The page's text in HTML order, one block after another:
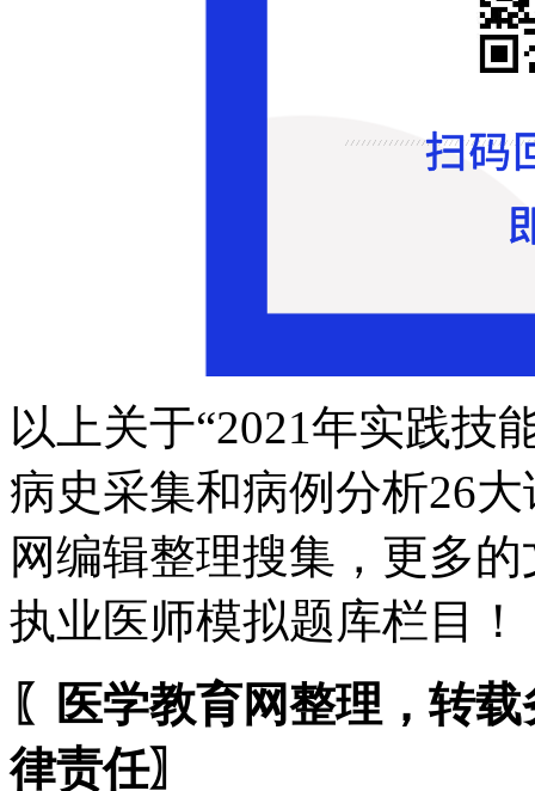
以上关于“2021年实践
病史采集和病例分析26
网编辑整理搜集，更多
执业医师模拟题库栏目！
〖医学教育网整理，转
律责任〗